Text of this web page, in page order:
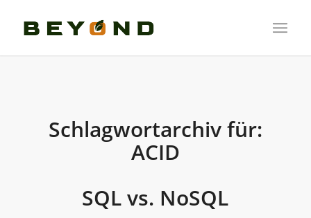
Schlagwortarchiv für:
ACID
SQL vs. NoSQL